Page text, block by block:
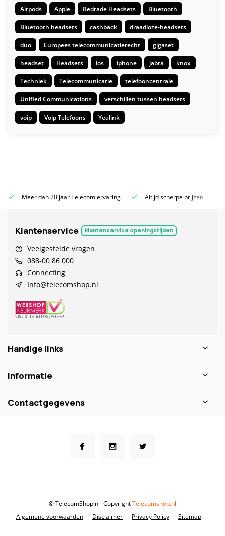
Airpods Apple Bedrade Headsets Bluetooth
Bluetooth headsets cashback draadloze-headsets
duo Europees telecommunicatierecht gigaset
headset Headsets ios iphone jabra knox
Techniek Telecommunicatie telefooncentrale
Unified Communications verschillen tussen headsets
voip Voip Telefoons Yealink
Meer dan 20 jaar Telecom ervaring Altijd scherpe prijzen
Klantenservice klantenservice openingstijden
Veelgestelde vragen
088-00 86 000
Connecting
Info@telecomshop.nl
Handige links
Informatie
Contactgegevens
Algemene voorwaarden Disclaimer Privacy Policy Sitemap
© TelecomShop.nl- CopyrightTelecomshop.nl